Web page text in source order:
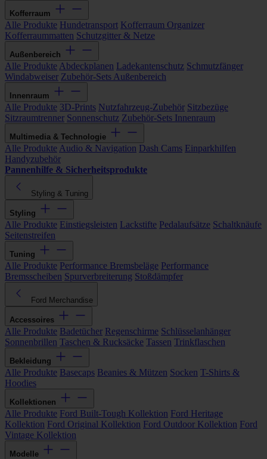
Kofferraum
Alle Produkte Hundetransport Kofferraum Organizer
Kofferraummatten Schutzgitter & Netze
Außenbereich
Alle Produkte Abdeckplanen Ladekantenschutz Schmutzfänger
Windabweiser Zubehör-Sets Außenbereich
Innenraum
Alle Produkte 3D-Prints Nutzfahrzeug-Zubehör Sitzbezüge
Sitzraumtrenner Sonnenschutz Zubehör-Sets Innenraum
Multimedia & Technologie
Alle Produkte Audio & Navigation Dash Cams Einparkhilfen
Handyzubehör
Pannenhilfe & Sicherheitsprodukte
Styling & Tuning
Styling
Alle Produkte Einstiegsleisten Lackstifte Pedalaufsätze Schaltknäufe
Seitenstreifen
Tuning
Alle Produkte Performance Bremsbeläge Performance
Bremsscheiben Spurverbreiterung Stoßdämpfer
Ford Merchandise
Accessoires
Alle Produkte Badetücher Regenschirme Schlüsselanhänger
Sonnenbrillen Taschen & Rucksäcke Tassen Trinkflaschen
Bekleidung
Alle Produkte Basecaps Beanies & Mützen Socken T-Shirts &
Hoodies
Kollektionen
Alle Produkte Ford Built-Tough Kollektion Ford Heritage
Kollektion Ford Original Kollektion Ford Outdoor Kollektion Ford
Vintage Kollektion
Modelle